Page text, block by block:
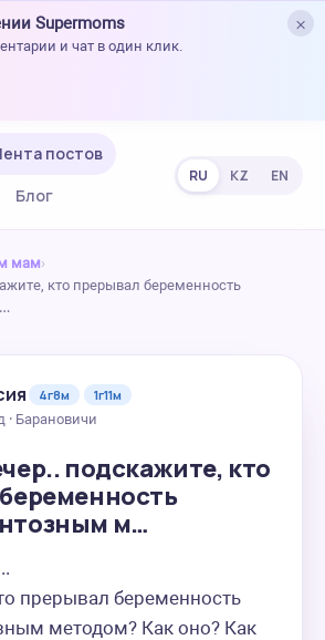
×
Supermoms
и чат в один клик.
постов
Блог
RU KZ EN
мам›
кто прерывал беременность
4г8м
1г11м
· Барановичи
подскажите, кто
м…
прерывал беременность
методом? Как оно? Как